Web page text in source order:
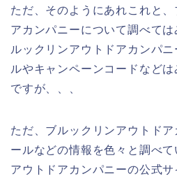
ただ、そのようにあれこれと
アカンパニーについて調べて
ルックリンアウトドアカンパ
ルやキャンペーンコードなど
ですが、、、
ただ、ブルックリンアウトド
ールなどの情報を色々と調べ
アウトドアカンパニーの公式サ